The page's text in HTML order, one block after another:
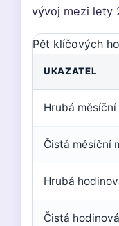
vývoj mezi lety
Pět klíčových
UKAZATEL
Hrubá měsíční
Čistá měsíční
Hrubá
Čistá